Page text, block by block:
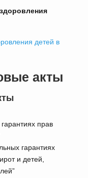
детей в
акты
прав
гарантиях
и детей,